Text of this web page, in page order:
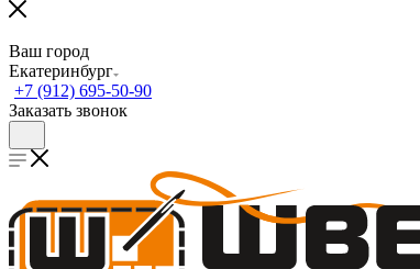
Ваш город
Екатеринбург
+7 (912) 695-50-90
Заказать звонок